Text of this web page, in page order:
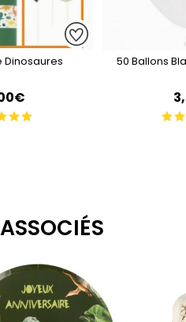
Dinosaures 50 Ballons